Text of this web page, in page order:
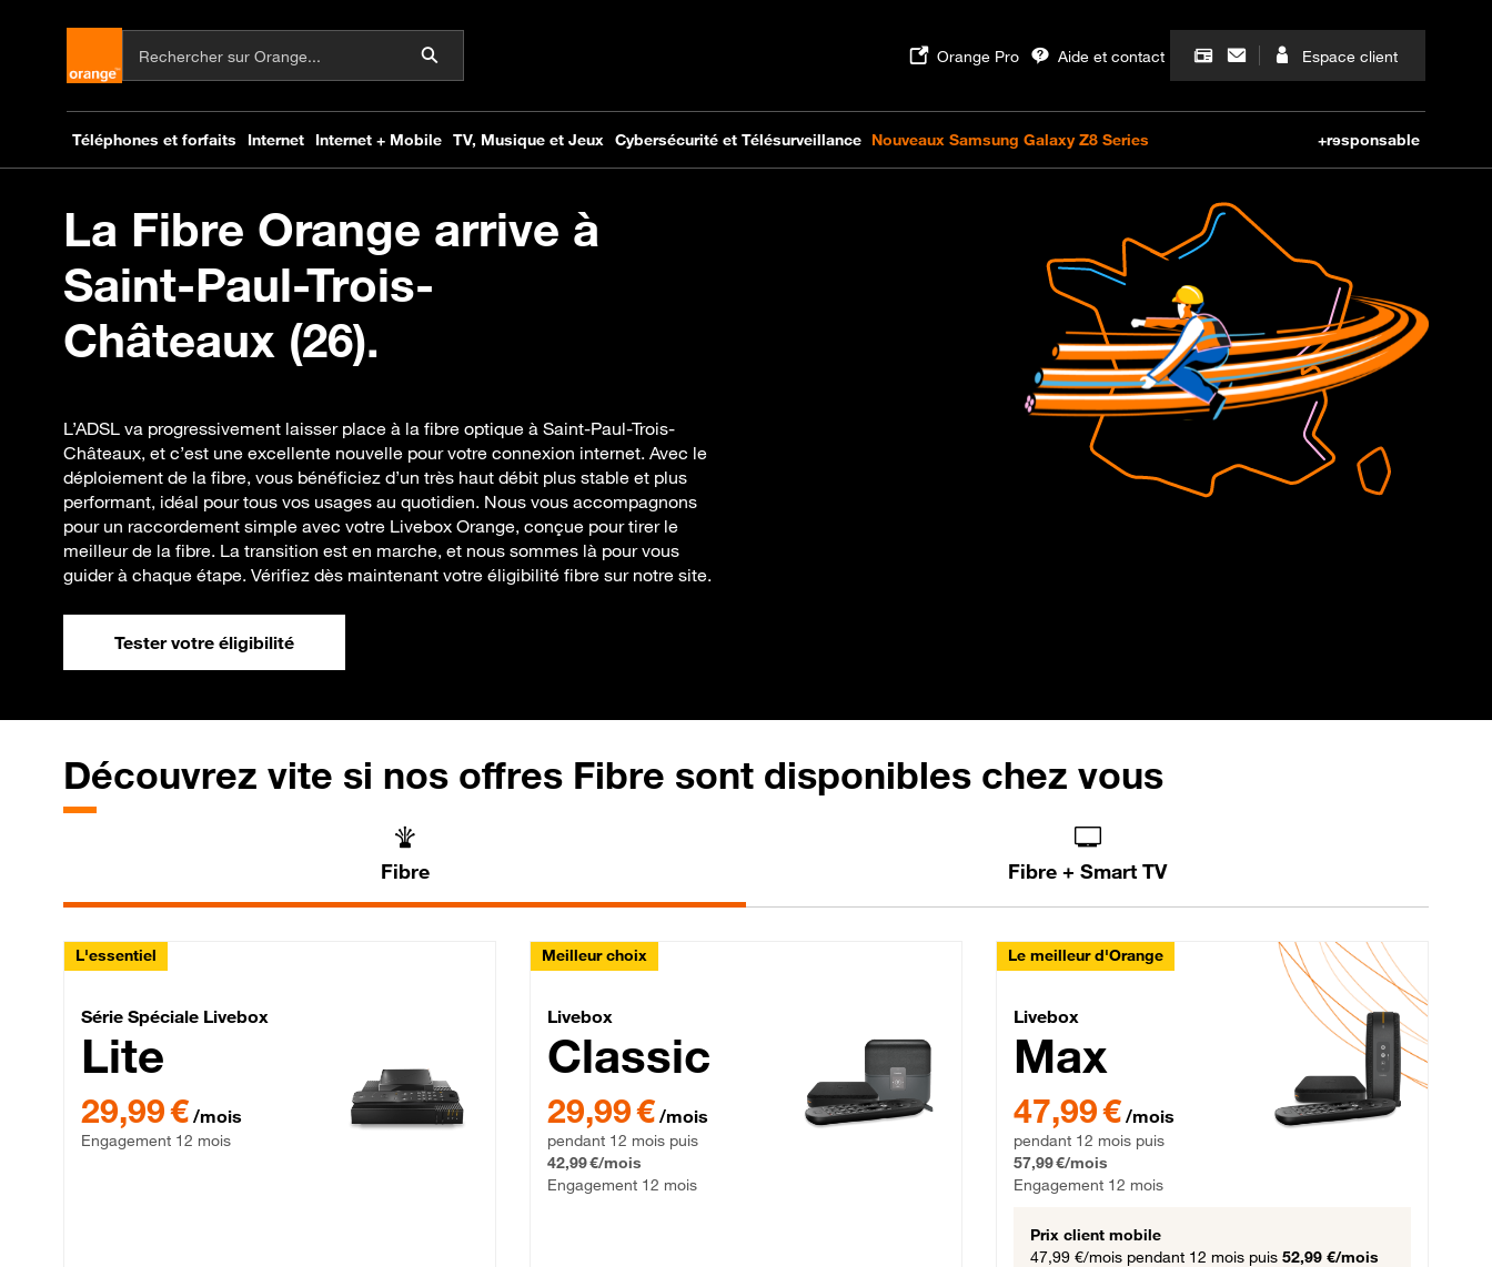
La Fibre Orange arrive à
Saint-Paul-Trois-
Châteaux (26).
L’ADSL va progressivement laisser place à la fibre optique à Saint-Paul-Trois-
Châteaux, et c’est une excellente nouvelle pour votre connexion internet. Avec le
déploiement de la fibre, vous bénéficiez d’un très haut débit plus stable et plus
performant, idéal pour tous vos usages au quotidien. Nous vous accompagnons
pour un raccordement simple avec votre Livebox Orange, conçue pour tirer le
meilleur de la fibre. La transition est en marche, et nous sommes là pour vous
guider à chaque étape. Vérifiez dès maintenant votre éligibilité fibre sur notre site.
Tester votre éligibilité
Découvrez vite si nos offres Fibre sont disponibles chez vous
Fibre Fibre + Smart TV
L'essentiel
Série Spéciale Livebox Lite Fibre
Série Spéciale Livebox
Lite
29,99 € par mois , Engagement 12 mois
29,99 € /mois
Engagement 12 mois
Meilleur choix
Livebox Classic Fibre
Livebox
Classic
29,99 € par mois pendant 12 mois puis 42,99 € par mois, Engagement 12 mois
29,99 € /mois
pendant 12 mois puis
42,99 €/mois
Engagement 12 mois
Le meilleur d'Orange
Livebox Max Fibre
Livebox
Max
47,99 € par mois pendant 12 mois puis 57,99 € par mois,
47,99 € /mois
pendant 12 mois puis
57,99 €/mois
Engagement 12 mois
Prix client mobile
47,99 €/mois pendant 12 mois puis 52,99 €/mois